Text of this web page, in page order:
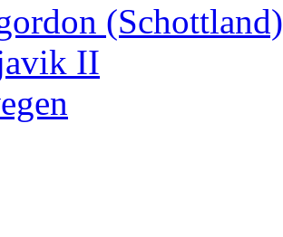
(Schottland)
II